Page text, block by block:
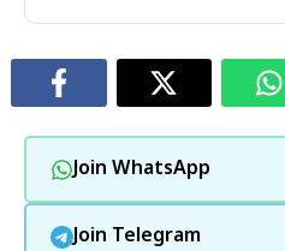
Join WhatsApp
Join Telegram